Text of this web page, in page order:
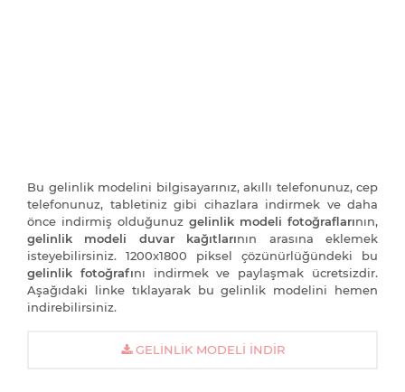
Bu gelinlik modelini bilgisayarınız, akıllı telefonunuz, cep
telefonunuz, tabletiniz gibi cihazlara indirmek ve daha
önce indirmiş olduğunuz gelinlik modeli fotoğraflarının,
gelinlik modeli duvar kağıtlarının arasına eklemek
isteyebilirsiniz. 1200x1800 piksel çözünürlüğündeki bu
gelinlik fotoğrafını indirmek ve paylaşmak ücretsizdir.
Aşağıdaki linke tıklayarak bu gelinlik modelini hemen
indirebilirsiniz.
GELINLIK MODELI İNDIR